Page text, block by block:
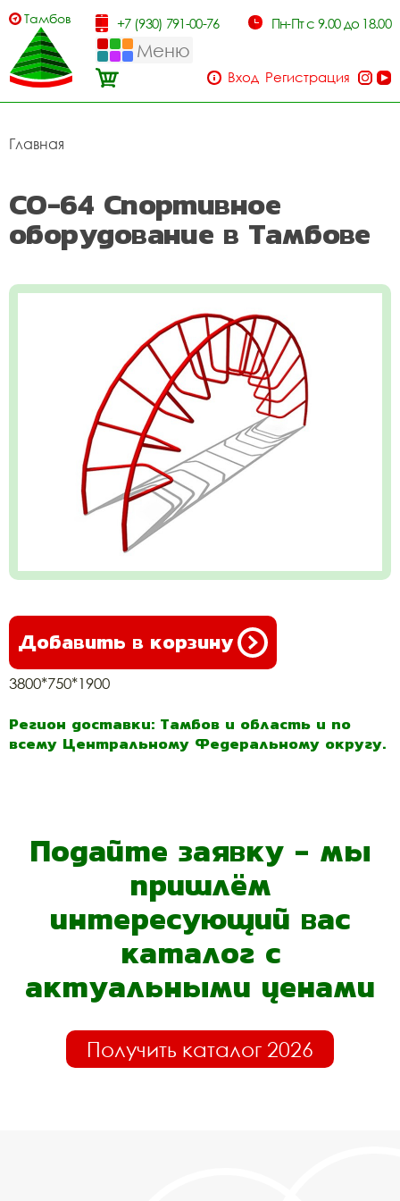
Тамбов +7 (930) 791-00-76 Пн-Пт с 9.00 до 18.00
Меню
Вход Регистрация
Главная
СО-64 Спортивное
оборудование в Тамбове
Добавить в корзину
3800*750*1900
Регион доставки: Тамбов и область и по
всему Центральному Федеральному округу.
Подайте заявку - мы
пришлём
интересующий вас
каталог с
актуальными ценами
Получить каталог 2026